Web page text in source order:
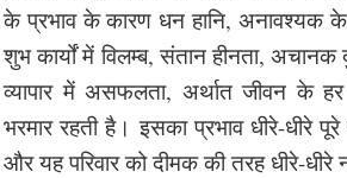
के प्रभाव के कारण धन हानि, अनावश्यक के
शुभ कार्यों में विलम्ब, संतान हीनता, अचानक
व्यापार में असफलता, अर्थात जीवन के
भरमार रहती है। इसका प्रभाव धीरे-धीरे पूरे
और यह परिवार को दीमक की तरह धीरे-धीरे